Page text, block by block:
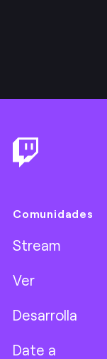
Comunidades
Stream
Ver
Desarrolla
Date a